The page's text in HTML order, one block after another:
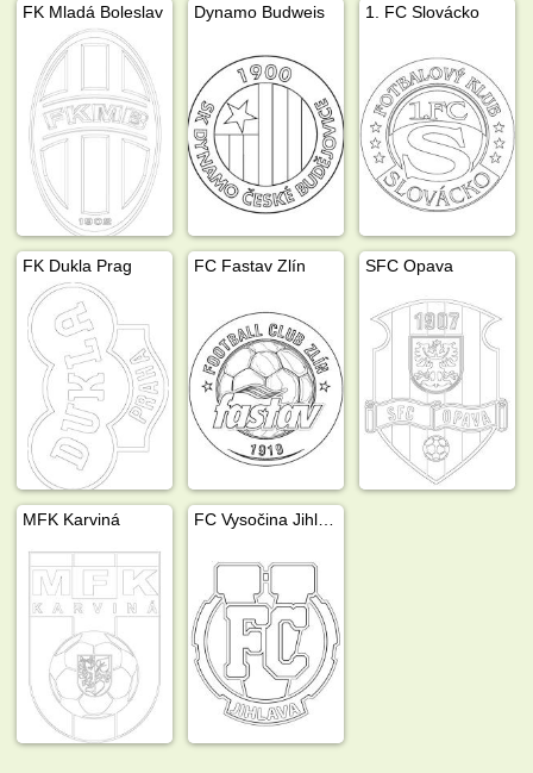
FK Mladá Boleslav Dynamo Budweis 1. FC Slovácko
FK Dukla Prag FC Fastav Zlín SFC Opava
MFK Karviná